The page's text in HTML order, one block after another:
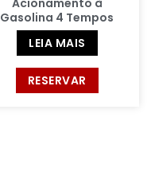
Gasolina 4 Tempos
LEIA MAIS
RESERVAR